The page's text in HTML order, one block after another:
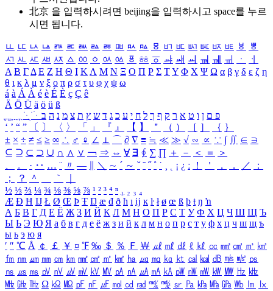
北京 을 입력하시려면 beijing을 입력하시고 space를 누르
시면 됩니다.
ㅥ ㅦ ㅧ ㅨ ㅩ ㅪ ㅫ ㅬ ㅭ ㅮ ㅯ ㅰ ㅱ ㅲ ㅳ ㅴ ㅵ ㅶ ㅷ ㅸ
ㅹ
ㅺ ㅻ ㅼ ㅽ ㅾ ㅿ ㆀ ㆁ ㆂ ㆃ ㆄ ㆅ ㆆ ㆇ ㆈ ㆉ ㆊ ㆋ ㆌ ㆍ
ㆎ
Α Β ΓΔ Ε Ζ Η Θ Ι ΚΛ Μ Ν Ξ Ο Π Ρ Σ ΤΥ Φ Χ Ψ Ω α β γ δ ε ζ η
θ ι κ λ μ ν ξ ο π ρ σ τ υ φ χ ψ ω
á à Á À é è É È ç Ç ê
Ä Ö Ü ä ö ü ß
ִֶֹ ֻּ ׁׂ פ ם ן ו ט א ר ק ף ך ל ח י ע כ ג ד ש ץ ת צ מ נ ה ב
‘ ’ “ ” 〔 〕 〈 〉 「 」 『 』 【 】 ＂ （ ） ［ ］ ｛ ｝
± × ÷ ≠ ≤ ≥ ∞ ∴ ♂ ♀ ∠ ⊥ ⌒ ∂ ∇ ≡ ≒ ≪ ≫ √ ∽ ∝ ∵ ∫ ∬ ∈ ∋
⊆ ⊇ ⊂ ⊃ ∪ ∩ ∧ ∨ ￢ ⇒ ⇔ ∀ ∃ ∮ ∑ ∏ ＋ － ＜ ＝
＞
、
。 · ‥ … ¨ 〃 ― ＼ ∼ ´ ～ ˇ ˘ ˝ ˚ ˙ ¸ ¡ ¿ ː ！ ＇ ， ． ／
：
；
？ ＾ ｀
½ ⅓ ⅔ ¼ ¾ ⅛ ⅜ ⅝ ⅞ ¹ ² ³ ⁴ ⁿ ₁ ₂ ₃ ₄
Æ Ð Ħ Ĳ Ł Ø Œ Þ Ŧ Ŋ æ đ ð ħ ı ĳ ĸ ŀ ł ø œ ß þ ŧ ŋ ŉ
А Б В Г Д Е Ё Ж З И Й К Л М Н О П Р С Т У Ф Х Ц Ч Ш Щ Ъ
Ы Ь Э Ю Я а б в г д е ё ж з и й к л м н о п р с т у ф х ц ч ш щ ъ
ы ь э ю я
′ ″ ℃ Å ￠ ￡ ￥ ¤ ℉ ‰ ＄ ％ Ｆ ￦ ㎕ ㎖ ㎗ ℓ ㎘ ㏄ ㎣ ㎤ ㎥ ㎦
㎙ ㎚ ㎛ ㎜ ㎝ ㎞ ㎟ ㎠ ㎡ ㎢ ㏊ ㎍ ㎎ ㎏ ㏏ ㎈ ㎉ ㏈ ㎧ ㎨ ㎰
㎱ ㎲ ㎳ ㎴ ㎵ ㎶ ㎷ ㎸ ㎹ ㎀ ㎁ ㎂ ㎃ ㎄ ㎺ ㎻ ㎽ ㎾ ㎿ ㎐ ㎑
㎒ ㎓ ㎔ Ω ㏀ ㏁ ㎊ ㎋ ㎌ ㏖ ㏅ ㎭ ㎮ ㎯ ㏛ ㎩ ㎪ ㎫ ㎬ ㏝ ㏐
㏓